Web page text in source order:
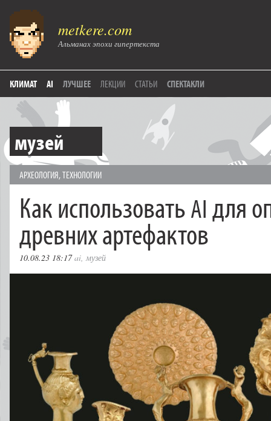
metkere.com
Альманах эпохи гипертекста
КЛИМАТ AI ЛУЧШЕЕ ЛЕКЦИИ СТАТЬИ СПЕКТАКЛИ
музей
АРХЕОЛОГИЯ,ТЕХНОЛОГИИ
Как использоватьAI для
древних артефактов
10.08.23 18:17 ai,музей